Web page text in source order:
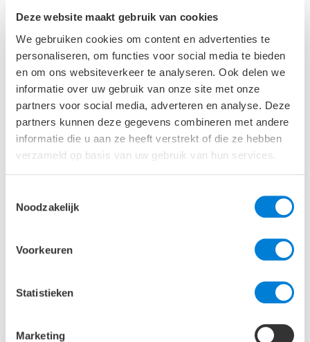
Deze website maakt gebruik van cookies
We gebruiken cookies om content en advertenties te
personaliseren, om functies voor social media te bieden
en om ons websiteverkeer te analyseren. Ook delen we
informatie over uw gebruik van onze site met onze
partners voor social media, adverteren en analyse. Deze
partners kunnen deze gegevens combineren met andere
informatie die u aan ze heeft verstrekt of die ze hebben
verzameld op basis van uw gebruik van hun services.
Noodzakelijk
Voorkeuren
Statistieken
Marketing
Mijn toekomstdroom
Met mijn denkwijze en strategische aanpak wil ik
graag bijdragen aan uitdagende projecten, het
realiseren van creatieve, innovatieve en doelgerichte
oplossingen. Ik geloof sterk in de kracht van
samenwerking en in het combineren van kennis en
expertise binnen ontwerpteams. De kunst van
effectieve samenwerking in projecten is de sleutel
Circulaire renovatie HUIS van Roosendaal:
verhaal”